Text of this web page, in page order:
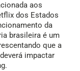
aos
dos Estados
da
brasileira é um
que a
impactar